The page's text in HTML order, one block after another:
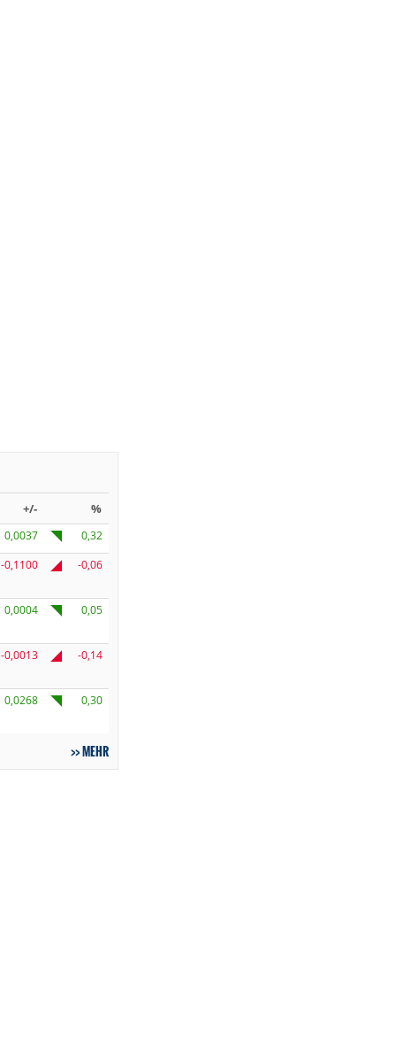
+/- %
0,0037
0,32
-0,1100
-0,06
0,0004 0,05
-0,0013 -0,14
0,0268 0,30
MEHR